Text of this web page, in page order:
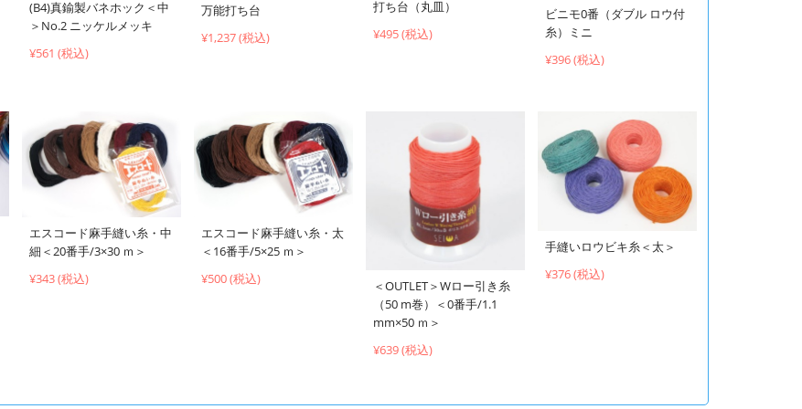
(B4)真鍮製バネホック＜中
＞No.2 ニッケルメッキ
¥561 (税込)
万能打ち台
¥1,237 (税込)
打ち台（丸皿）
¥495 (税込)
ビニモ0番（ダブル ロウ付
糸）ミニ
¥396 (税込)
エスコード麻手縫い糸・中
細＜20番手/3×30 ｍ＞
¥343 (税込)
エスコード麻手縫い糸・太
＜16番手/5×25 ｍ＞
¥500 (税込)
＜OUTLET＞Wロー引き糸
（50 m巻）＜0番手/1.1
mm×50 ｍ＞
¥639 (税込)
手縫いロウビキ糸＜太＞
¥376 (税込)